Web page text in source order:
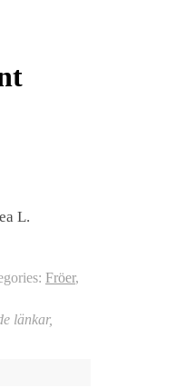
L.
Fröer,
länkar,